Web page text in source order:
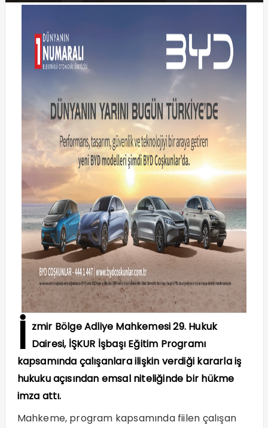
İ zmir Bölge Adliye Mahkemesi 29. Hukuk
Dairesi, İŞKUR İşbaşı Eğitim Programı
kapsamında çalışanlara ilişkin verdiği kararla iş
hukuku açısından emsal niteliğinde bir hükme
imza attı.
Mahkeme, program kapsamında fiilen çalışan